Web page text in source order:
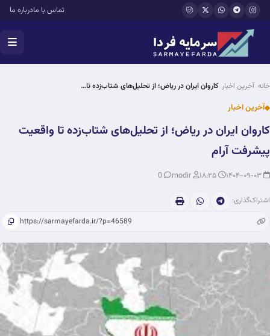
رفتن به محتوای اصلی تماس با مادرباره ما
خانه آخرین اخبار کاروان ایران در ریاض؛ از تحلیل‌های شتاب‌زده تا…
آخرین اخبار
کاروان ایران در ریاض؛ از تحلیل‌های شتاب‌زده تا واقعیت
پیشرفت آرام
اشتراک‌گذاری: